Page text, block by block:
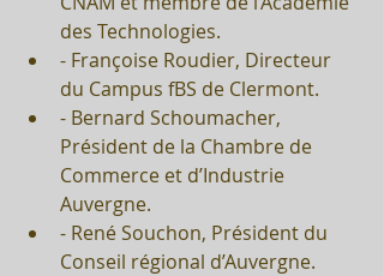
des Technologies.
- Françoise Roudier, Directeur
du Campus fBS de Clermont.
- Bernard Schoumacher,
Président de la Chambre de
Commerce et d’Industrie
Auvergne.
- René Souchon, Président du
Conseil régional d’Auvergne.